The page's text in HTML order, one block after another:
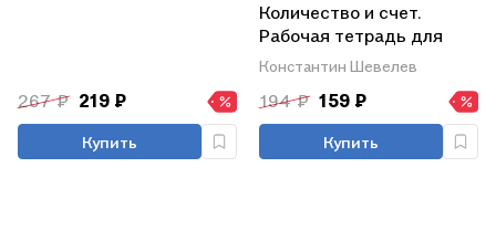
267 ₽ 219 ₽
Купить
Количество и счет.
Рабочая тетрадь для
детей 5-6 лет
Константин Шевелев
194 ₽ 159 ₽
Купить